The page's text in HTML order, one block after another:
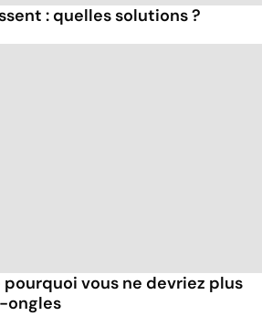
: quelles solutions ?
vous ne devriez plus
ongles